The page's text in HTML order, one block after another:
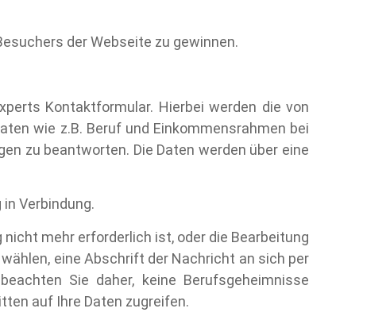
der Webseite zu gewinnen.
Kontaktformular. Hierbei werden die von
wie z.B. Beruf und Einkommensrahmen bei
zu beantworten. Die Daten werden über eine
Verbindung.
mehr erforderlich ist, oder die Bearbeitung
eine Abschrift der Nachricht an sich per
Sie daher, keine Berufsgeheimnisse
auf Ihre Daten zugreifen.